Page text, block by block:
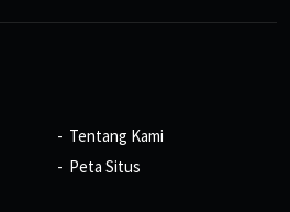
Tentang Kami
Peta Situs